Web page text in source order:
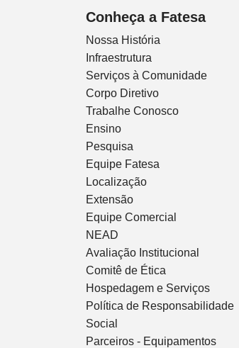
Conheça a Fatesa
Nossa História
Infraestrutura
Serviços à Comunidade
Corpo Diretivo
Trabalhe Conosco
Ensino
Pesquisa
Equipe Fatesa
Localização
Extensão
Equipe Comercial
NEAD
Avaliação Institucional
Comitê de Ética
Hospedagem e Serviços
Política de Responsabilidade
Social
Parceiros - Equipamentos